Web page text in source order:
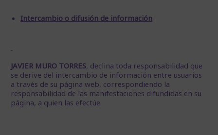
Intercambio o difusión de información
JAVIER MURO TORRES, declina toda responsabilidad que
se derive del intercambio de información entre usuarios
a través de su página web, correspondiendo la
responsabilidad de las manifestaciones difundidas en su
página, a quien las efectúe.